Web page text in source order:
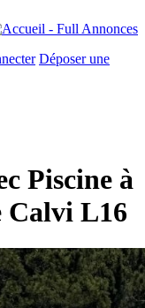
Déposer une
Piscine à
Calvi L16